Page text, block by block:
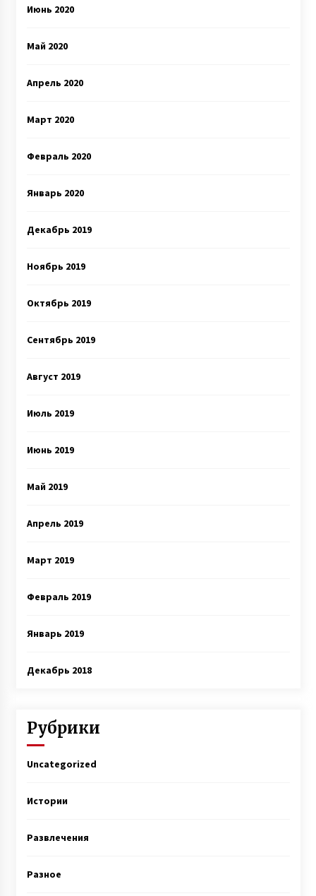
Июнь 2020
Май 2020
Апрель 2020
Март 2020
Февраль 2020
Январь 2020
Декабрь 2019
Ноябрь 2019
Октябрь 2019
Сентябрь 2019
Август 2019
Июль 2019
Июнь 2019
Май 2019
Апрель 2019
Март 2019
Февраль 2019
Январь 2019
Декабрь 2018
Рубрики
Uncategorized
Истории
Развлечения
Разное